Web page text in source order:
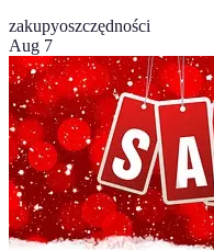
zakupyoszczędności
Aug 7